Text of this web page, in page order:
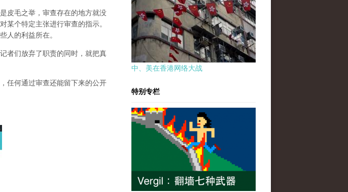
皮毛之举，审查存在的地方就没
某个特定主张进行审查的指示。
人的利益所在。
们放弃了职责的同时，就把真
任何通过审查还能留下来的公开
中、美在香港网络大战
特别专栏